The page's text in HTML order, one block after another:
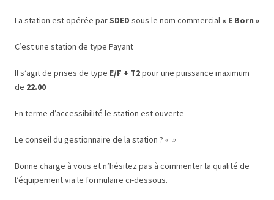
La station est opérée par SDED sous le nom commercial « E Born »
C’est une station de type Payant
Il s’agit de prises de type E/F + T2pour une puissance maximum
de 22.00
En terme d’accessibilité le station est ouverte
Le conseil du gestionnaire de la station ? « »
Bonne charge à vous et n’hésitez pas à commenter la qualité de
l’équipement via le formulaire ci-dessous.